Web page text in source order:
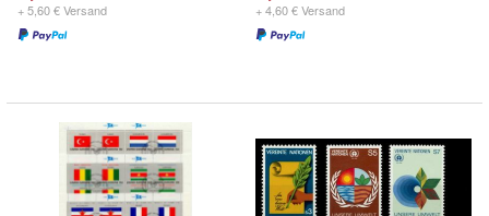
+ 5,60 € Versand + 4,60 € Versand